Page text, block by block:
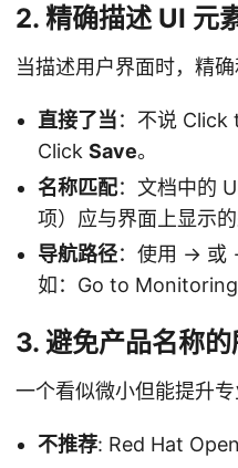
2. 精确描述 UI 元
当描述用户界面时，精确
直接了当：不说
Click Save。
名称匹配：文档中的
项）应与界面上显示的
导航路径：使用 -> 或
如：Go to
3. 避免产品名称
一个看似微小但能提升专
不推荐: Red Hat